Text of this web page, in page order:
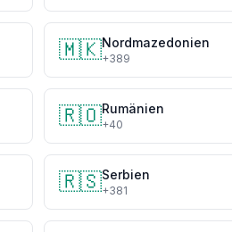
🇲🇰Nordmazedonien
+389
🇷🇴Rumänien
+40
🇷🇸Serbien
+381